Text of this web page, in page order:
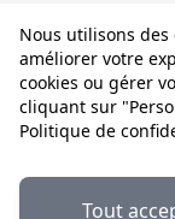
Nous utilisons
améliorer votre
cookies ou gérer
cliquant sur
Politique de
Tout